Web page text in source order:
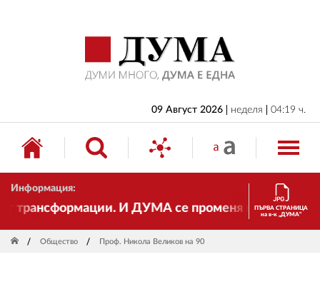
09 Август 2026 неделя 04:19 ч.
Информация:
И ДУМА се променя и ставаПЪРВА СТРАНИЦА
на в-к „ДУМА“
Общество Проф. Никола Великов на 90
БЪЛГАРИЯ
ИКОНОМИКА
ИЗБОРИ
СВЯТ